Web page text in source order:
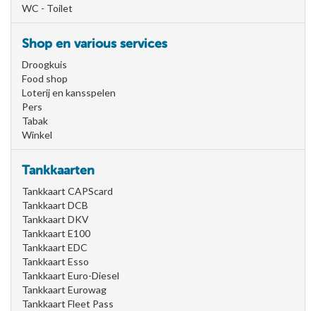
WC - Toilet
Shop en various services
Droogkuis
Food shop
Loterij en kansspelen
Pers
Tabak
Winkel
Tankkaarten
Tankkaart CAPScard
Tankkaart DCB
Tankkaart DKV
Tankkaart E100
Tankkaart EDC
Tankkaart Esso
Tankkaart Euro-Diesel
Tankkaart Eurowag
Tankkaart Fleet Pass